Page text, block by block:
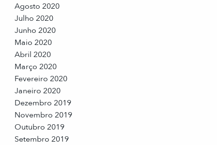
Agosto 2020
Julho 2020
Junho 2020
Maio 2020
Abril 2020
Março 2020
Fevereiro 2020
Janeiro 2020
Dezembro 2019
Novembro 2019
Outubro 2019
Setembro 2019